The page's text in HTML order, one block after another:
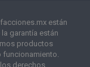
están
garantía están
productos
derechos